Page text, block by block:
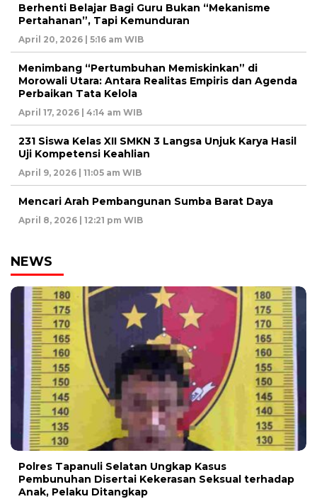
Berhenti Belajar Bagi Guru Bukan “Mekanisme
Pertahanan”, Tapi Kemunduran
April 20, 2026 | 5:16 am WIB
Menimbang “Pertumbuhan Memiskinkan” di
Morowali Utara: Antara Realitas Empiris dan Agenda
Perbaikan Tata Kelola
April 17, 2026 | 4:14 am WIB
231 Siswa Kelas XII SMKN 3 Langsa Unjuk Karya Hasil
Uji Kompetensi Keahlian
April 9, 2026 | 11:05 am WIB
Mencari Arah Pembangunan Sumba Barat Daya
April 8, 2026 | 12:21 pm WIB
NEWS
Polres Tapanuli Selatan Ungkap Kasus
Pembunuhan Disertai Kekerasan Seksual terhadap
Anak, Pelaku Ditangkap